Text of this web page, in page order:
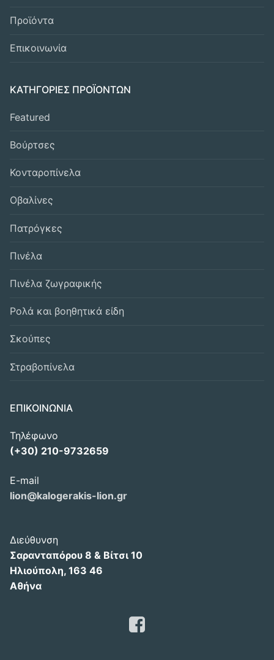
Προϊόντα
Επικοινωνία
ΚΑΤΗΓΟΡΙΕΣ ΠΡΟΪΟΝΤΩΝ
Featured
Βούρτσες
Κονταροπίνελα
Οβαλίνες
Πατρόγκες
Πινέλα
Πινέλα ζωγραφικής
Ρολά και βοηθητικά είδη
Σκούπες
Στραβοπίνελα
ΕΠΙΚΟΙΝΩΝΙΑ
Τηλέφωνο
(+30) 210-9732659
E-mail
lion@kalogerakis-lion.gr
Διεύθυνση
Σαρανταπόρου 8 & Βίτσι 10
Ηλιούπολη, 163 46
Αθήνα